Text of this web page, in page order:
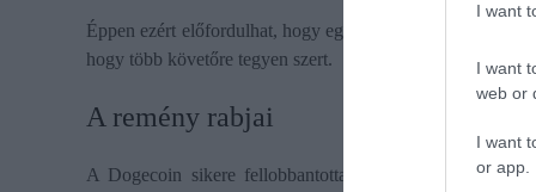
I want
I want
web or
I want
or app.
Éppen ezért előfordulhat, hogy egy influenszer nem azért
hogy több követőre tegyen szert.
A remény rabjai
A Dogecoin sikere fellobbantotta a gyors